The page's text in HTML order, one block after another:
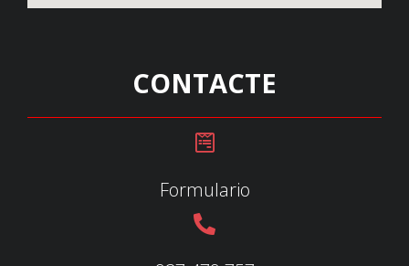
CONTACTE
Formulario